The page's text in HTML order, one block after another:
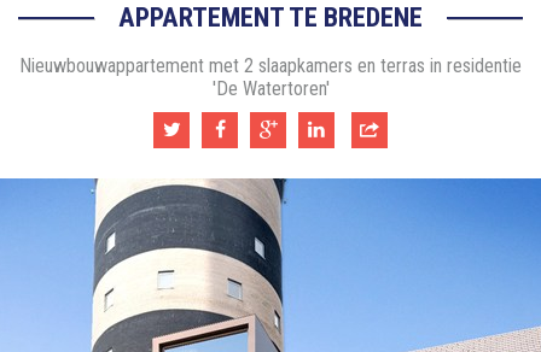
APPARTEMENT TE BREDENE
Nieuwbouwappartement met 2 slaapkamers en terras in residentie
'De Watertoren'